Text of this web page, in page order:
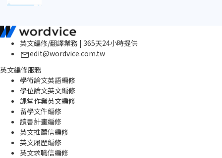
英文編修/翻譯業務 | 365天24小時提供
edit@wordvice.com.tw
英文編修服務
學術論文英語編修
學位論文英文編修
課堂作業英文編修
留學文件編修
讀書計畫編修
英文推薦信編修
英文履歷編修
英文求職信編修